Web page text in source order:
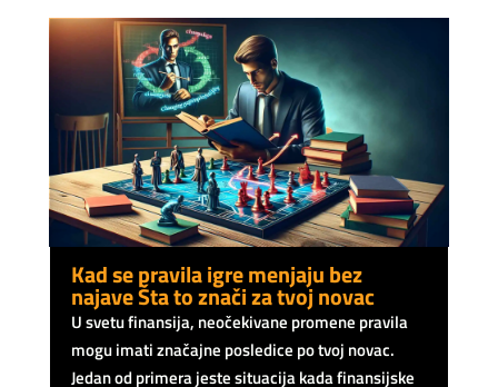
Kad se pravila igre menjaju bez
najave Šta to znači za tvoj novac
U svetu finansija, neočekivane promene pravila
mogu imati značajne posledice po tvoj novac.
Jedan od primera jeste situacija kada finansijske